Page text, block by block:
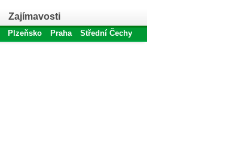
Zajímavosti
Plzeňsko Praha
Střední Čechy